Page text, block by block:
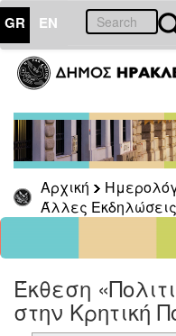
GR EN
Αρχική
Άλλες Εκδηλώσεις
23Μάρτιος
2025
Κυρ Δευ Τρι Τετ Πεμ Παρ
9
10 11 12 13 14
16
17 18 19 20 21
ΗΜΕΡΟΛΟΓΙΟ
ΕΚΔΗΛΩΣΕΩΝ
Έκθεση
στην Κρητική